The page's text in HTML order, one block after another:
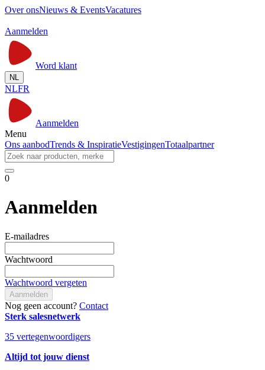
Over onsNieuws & EventsVacatures
Aanmelden
Word klant
NL
NLFR
Aanmelden
Menu
Ons aanbodTrends & InspiratieVestigingenTotaalpartner
0
Aanmelden
E-mailadres
Wachtwoord
Wachtwoord vergeten
Aanmelden
Nog geen account? Contact
Sterk salesnetwerk
35 vertegenwoordigers
Altijd tot jouw dienst